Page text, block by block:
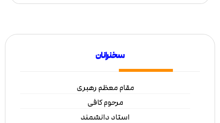
سخنرانان
مقام معظم رهبری
مرحوم کافی
استاد دانشمند